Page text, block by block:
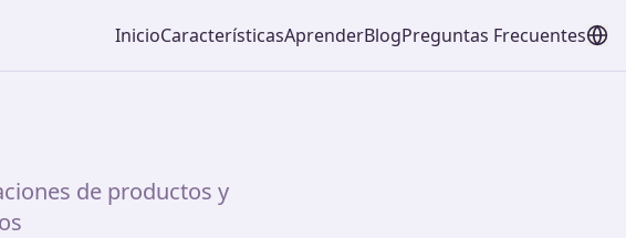
InicioCaracterísticasAprenderBlogPreguntas Frecuentes
de productos y